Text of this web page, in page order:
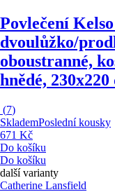
Povlečení
dvoulůžko/
oboustranné,
hnědé, 230x220
(7)
SklademPoslední kousky
671 Kč
Do košíku
Do košíku
další varianty
Catherine Lansfield